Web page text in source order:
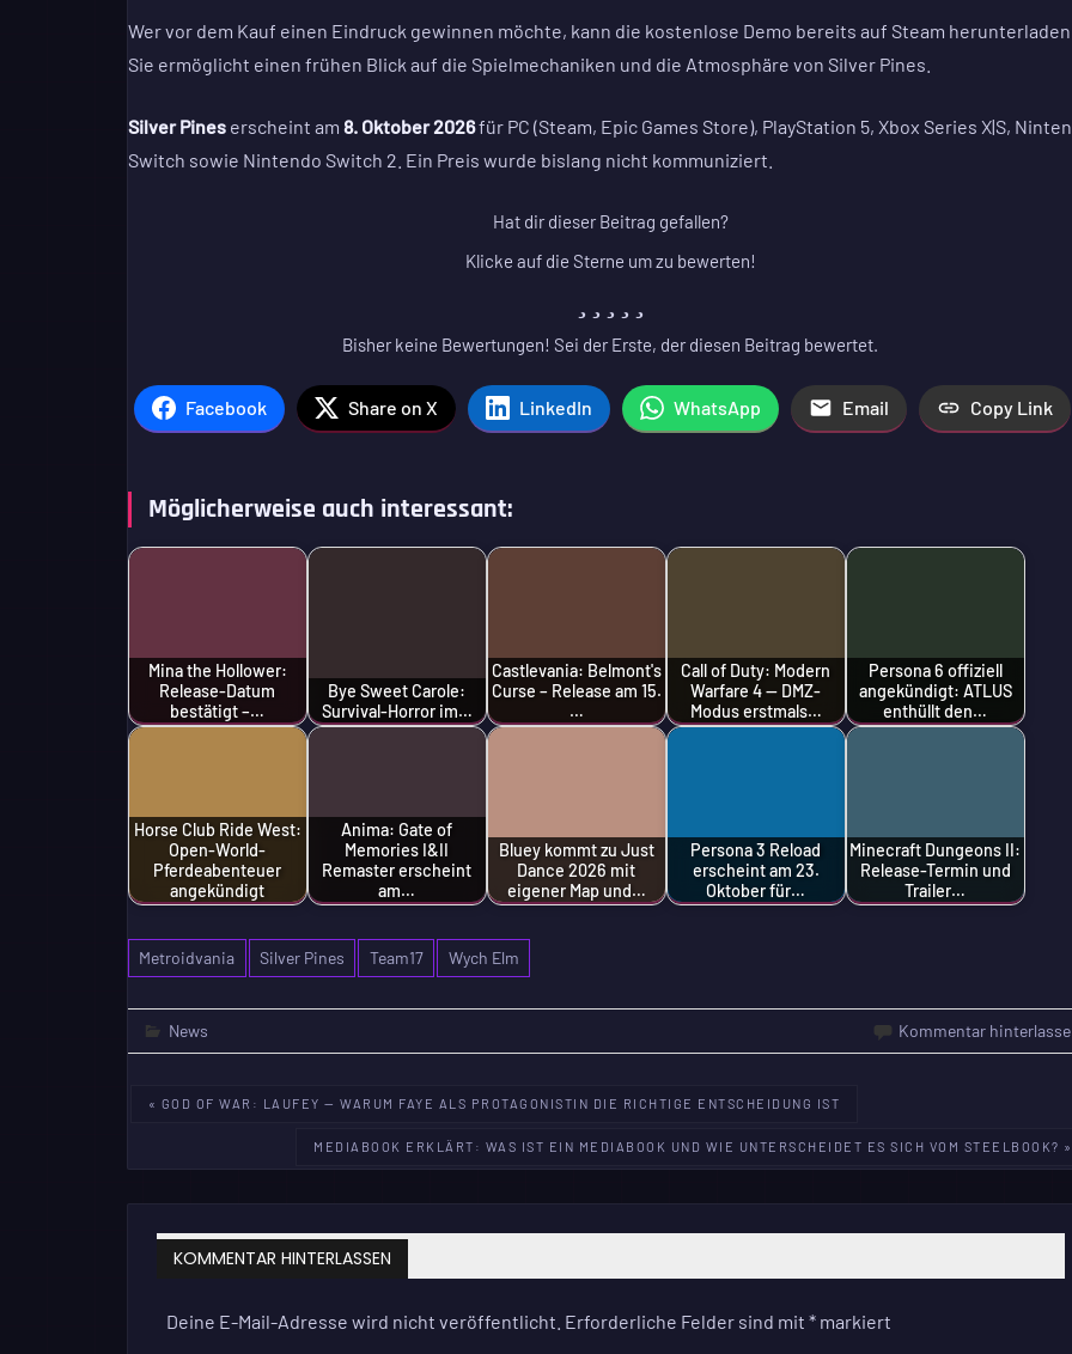
Wer vor dem Kauf einen Eindruck gewinnen möchte, kann die kostenlose Demo bereits auf Steam
Sie ermöglicht einen frühen Blick auf die Spielmechaniken und die Atmosphäre von Silver Pines.
Silver Pineserscheint am 8. Oktober 2026für PC (Steam, Epic Games Store), PlayStation 5, Xbox Series X|S,
Switch sowie Nintendo Switch 2. Ein Preis wurde bislang nicht kommuniziert.
Hat dir dieser Beitrag gefallen?
Klicke auf die Sterne um zu bewerten!
Bisher keine Bewertungen! Sei der Erste, der diesen Beitrag bewertet.
Facebook Share on X LinkedIn WhatsApp Email Copy Link
Möglicherweise auch interessant:
Mina the Hollower:
Release-Datum
bestätigt –…
Bye Sweet Carole:
Survival-Horror im…
Castlevania: Belmont's
Curse – Release am 15.
…
Call of Duty: Modern
Warfare 4 — DMZ-
Modus erstmals…
Persona 6 offiziell
angekündigt: ATLUS
enthüllt den…
Horse Club Ride West:
Open-World-
Pferdeabenteuer
angekündigt
Anima: Gate of
Memories I&II
Remaster erscheint
am…
Bluey kommt zu Just
Dance 2026 mit
eigener Map und…
Persona 3 Reload
erscheint am 23.
Oktober für…
Minecraft Dungeons II:
Release-Termin und
Trailer…
Metroidvania Silver Pines Team17 Wych Elm
News Kommentar
Beitragsnavigation
« GOD OF WAR: LAUFEY — WARUM FAYE ALS PROTAGONISTIN DIE RICHTIGE ENTSCHEIDUNG IST
MEDIABOOK ERKLÄRT: WAS IST EIN MEDIABOOK UND WIE UNTERSCHEIDET ES SICH VOM STEELBOOK? »
KOMMENTAR HINTERLASSEN
Deine E-Mail-Adresse wird nicht veröffentlicht. Erforderliche Felder sind mit *markiert